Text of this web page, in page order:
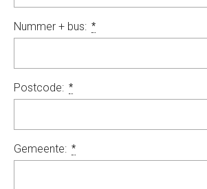
Nummer + bus: *
Postcode: *
Gemeente: *